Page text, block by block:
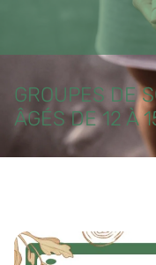
GROUPES DE
ÂGÉS DE 12 À